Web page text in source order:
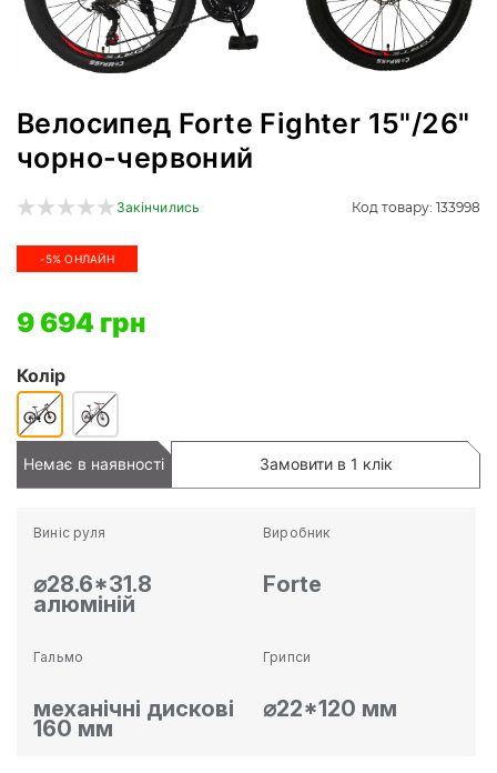
Велосипед Forte Fighter 15"/26"
чорно-червоний
Закінчились Код товару: 133998
-5% ОНЛАЙН
9 694 грн
Колір
Немає в наявності Замовити в 1 клік
Виніс руля
⌀28.6*31.8
алюміній
Виробник
Forte
Гальмо
механічні дискові
160 мм
Грипси
⌀22*120 мм